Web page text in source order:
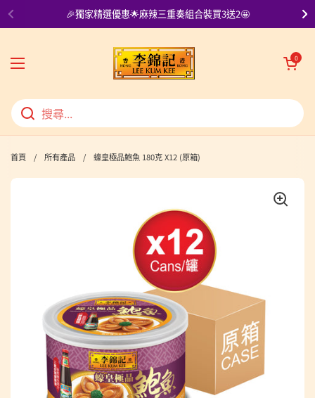
上一步
🎉獨家精選優惠🌟麻辣三重奏組合裝買3送2🤩
開啟選單
開啟購物車
0
首頁 / 所有產品 / 蠔皇極品鮑魚 180克 X12 (原箱)